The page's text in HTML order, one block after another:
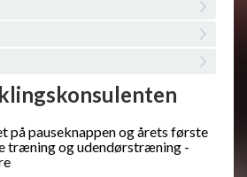
på pauseknappen og årets første
træning og udendørstræning -